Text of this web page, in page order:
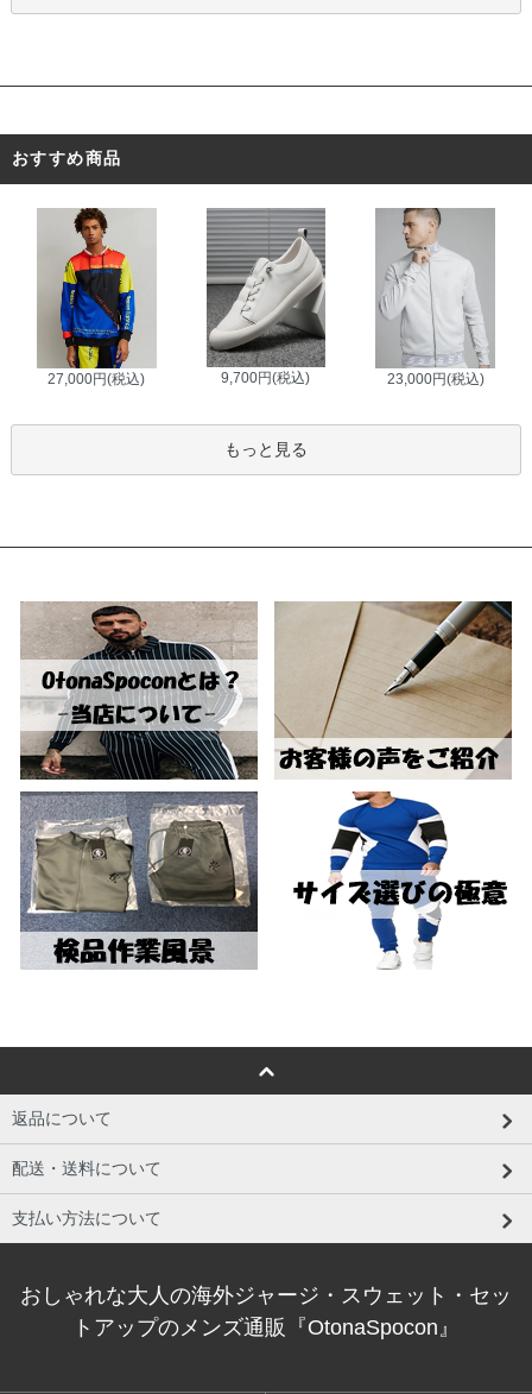
おすすめ商品
27,000円(税込) 9,700円(税込) 23,000円(税込)
もっと見る
返品について
配送・送料について
支払い方法について
おしゃれな大人の海外ジャージ・スウェット・セッ
トアップのメンズ通販『OtonaSpocon』